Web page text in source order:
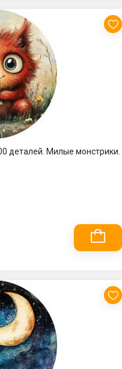
деталей. Милые монстрики.